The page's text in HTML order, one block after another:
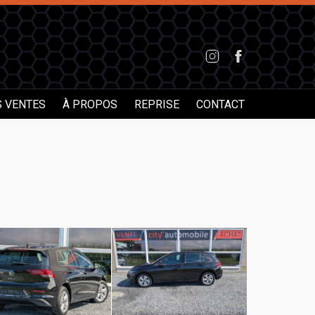
VENTES À PROPOS REPRISE CONTACT